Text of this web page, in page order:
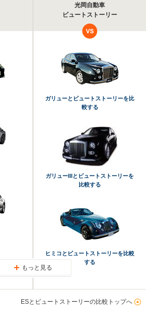
光岡自動車
ビュートストーリー
ガリューとビュートストーリーを比
較する
ガリューIIIとビュートストーリーを
比較する
ヒミコとビュートストーリーを比較
する
もっと見る
ESとビュートストーリーの比較トップへ